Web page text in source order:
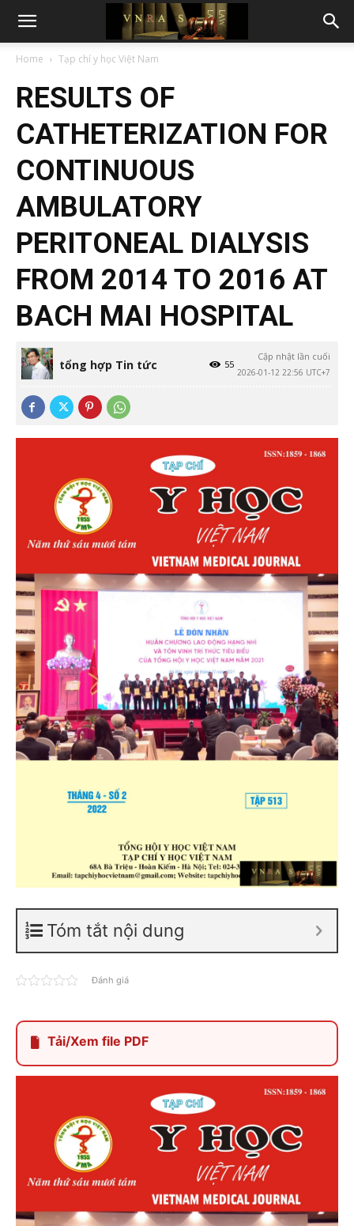
Home Tạp chí y học Việt Nam
RESULTS OF
CATHETERIZATION FOR
CONTINUOUS
AMBULATORY
PERITONEAL DIALYSIS
FROM 2014 TO 2016 AT
BACH MAI HOSPITAL
tổng hợp Tin tức
Cập nhật lần cuối
2026-01-12 22:56 UTC+7
55
Tóm tắt nội dung
Đánh giá
Tải/Xem file PDF